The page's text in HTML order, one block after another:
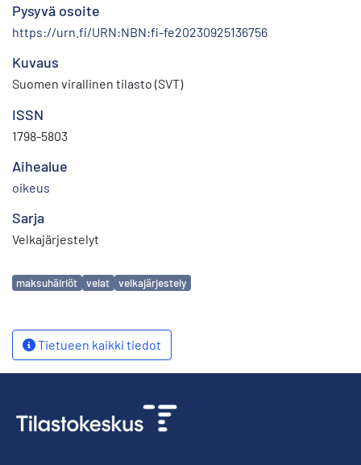
Pysyvä osoite
https://urn.fi/URN:NBN:fi-fe20230925136756
Kuvaus
Suomen virallinen tilasto (SVT)
ISSN
1798-5803
Aihealue
oikeus
Sarja
Velkajärjestelyt
Avainsanat
maksuhäiriöt velat velkajärjestely
Tietueen kaikki tiedot